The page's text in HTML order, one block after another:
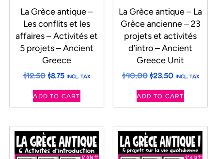
La Grèce antique –
Les conflits et les
affaires – Activités et
5 projets – Ancient
Greece
$12.50$8.75 INCL. TAX
ADD TO CART
La Grèce antique – La
Grèce ancienne – 23
projets et activités
d’intro – Ancient
Greece Unit
$40.00 $23.50 INCL. TAX
ADD TO CART